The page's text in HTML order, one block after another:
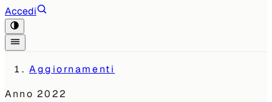
Accedi
Aggiornamenti
Anno2022